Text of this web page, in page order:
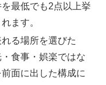
最低でも2点以上挙
ます。
る場所を選びた
食事・娯楽ではな
面に出した構成に